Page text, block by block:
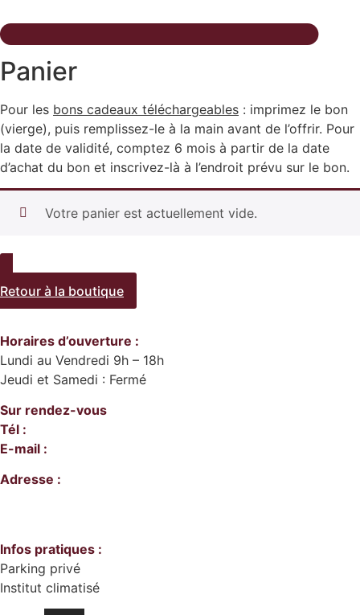
Panier
Pour les bons cadeaux téléchargeables : imprimez le bon
(vierge), puis remplissez-le à la main avant de l’offrir. Pour
la date de validité, comptez 6 mois à partir de la date
d’achat du bon et inscrivez-là à l’endroit prévu sur le bon.
Votre panier est actuellement vide.
Retour à la boutique
Horaires d’ouverture :
Lundi au Vendredi 9h – 18h
Jeudi et Samedi : Fermé
Sur rendez-vous
Tél :
E-mail :
Adresse :
Infos pratiques :
Parking privé
Institut climatisé